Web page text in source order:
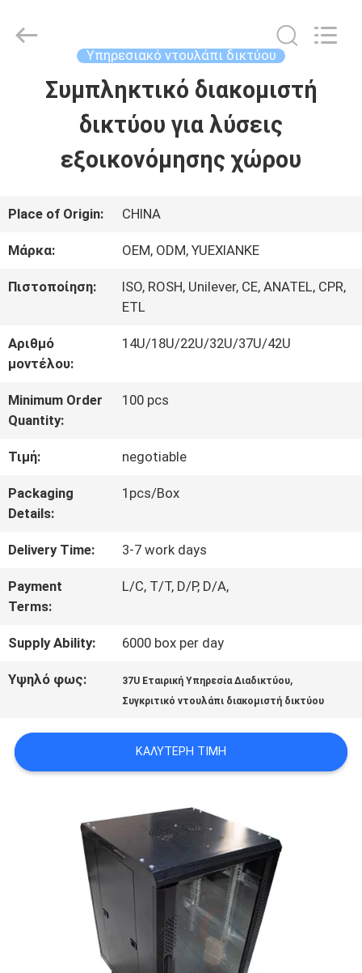
ΣΠΊΤΙ
ΠΡΟΪΌΝΤΑ
ΒΊΝΤΕΟ
ΠΕΡΊΠΟΥ
ΓΎΡΟΣ
ΕΡΓΟΣΤΑΣΊΩΝ
ΠΟΙΟΤΙΚΌΣ
ΈΛΕΓΧΟΣ
ΜΑΣ
ΕΛΆΤΕ
ΣΕ
ΕΠΑΦΉ
ΜΕ
ΕΙΔΉΣΕΙΣ
SITEMAP
ΠΟΛΙΤΙΚΉ
ΑΠΟΡΡΉΤΟΥ
Jingchang
Cable
Υπηρεσιακό ντουλάπι δικτύου
Συμπληκτικό διακομιστή
δικτύου για λύσεις
εξοικονόμησης χώρου
Place of Origin: CHINA
Μάρκα: OEM, ODM, YUEXIANKE
Πιστοποίηση:
ISO, ROSH, Unilever, CE, ANATEL, CPR,
ETL
Αριθμό
μοντέλου:
14U/18U/22U/32U/37U/42U
Minimum Order
Quantity:
100 pcs
Τιμή: negotiable
Packaging
Details:
1pcs/Box
Delivery Time: 3-7 work days
Payment
Terms:
L/C, T/T, D/P, D/A,
Supply Ability: 6000 box per day
Υψηλό φως: 37U Εταιρική Υπηρεσία Διαδικτύου,
Συγκριτικό ντουλάπι διακομιστή δικτύου
ΚΑΛΎΤΕΡΗ ΤΙΜΉ